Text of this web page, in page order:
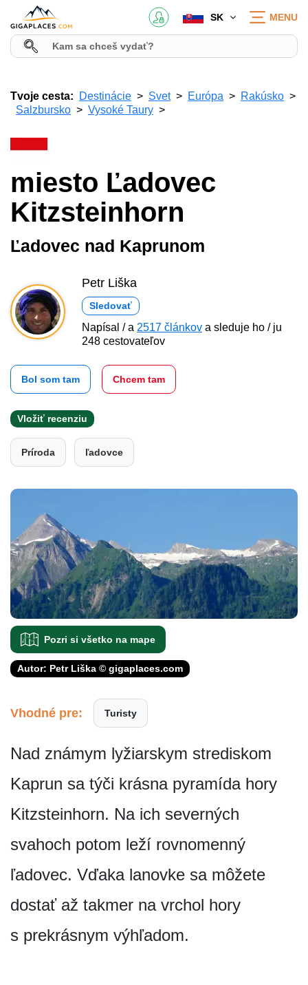
SK MENU
Tvoje cesta: Destinácie Svet Európa
Rakúsko
Salzbursko
Vysoké Taury
miesto Ľadovec
Kitzsteinhorn
Ľadovec nad Kaprunom
Petr Liška
Sledovať
Napísal / a 2517 článkov a sleduje ho / ju
248 cestovateľov
Bol som tam Chcem tam
Vložiť recenziu
Príroda ľadovce
Pozri si všetko na mape
Autor: Petr Liška © gigaplaces.com
Vhodné pre: Turisty
Nad známym lyžiarskym strediskom
Kaprun sa týči krásna pyramída hory
Kitzsteinhorn. Na ich severných
svahoch potom leží rovnomenný
ľadovec. Vďaka lanovke sa môžete
dostať až takmer na vrchol hory
s prekrásnym výhľadom.